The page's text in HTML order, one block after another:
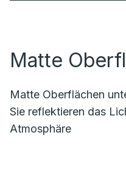
Matte
Matte Oberflächen
Sie reflektieren das
Atmosphäre